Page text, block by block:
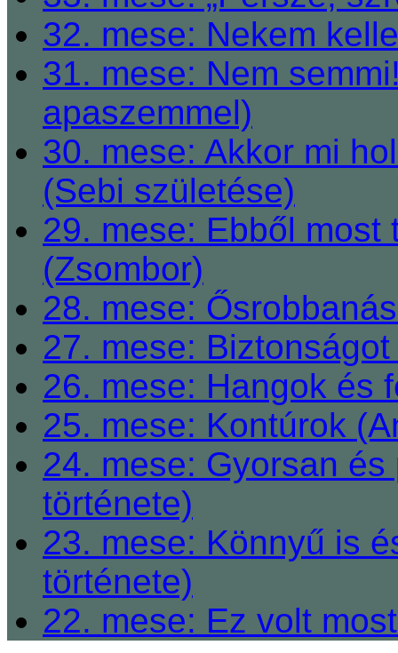
32. mese: Nekem
31. mese: Nem
apaszemmel)
30. mese: Akkor mi
(Sebi születése)
29. mese: Ebből
(Zsombor)
28. mese:
27. mese:
26. mese: Hangok és
25. mese: Kontúrok
24. mese: Gyorsan
története)
23. mese: Könnyű is
története)
22. mese: Ez volt